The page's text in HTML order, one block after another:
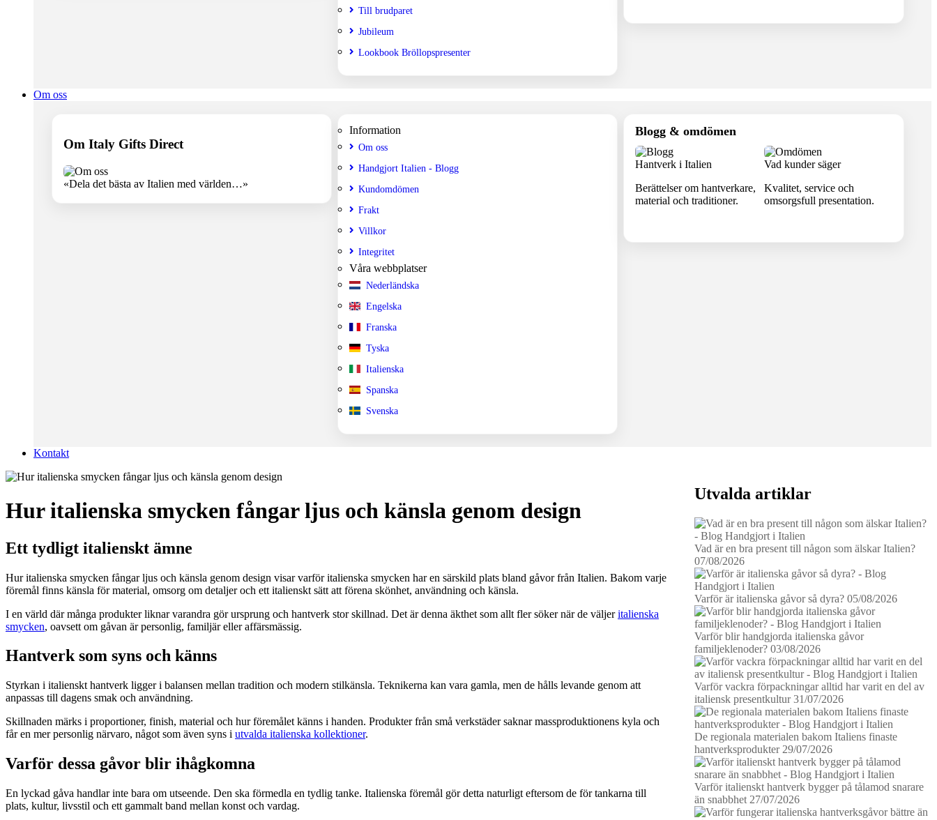
Till brudparet
Jubileum
Lookbook Bröllopspresenter
Om oss
Om Italy Gifts Direct
«Dela det bästa av Italien med världen…»
Information
Om oss
Handgjort Italien - Blogg
Kundomdömen
Frakt
Villkor
Integritet
Våra webbplatser
Nederländska
Engelska
Franska
Tyska
Italienska
Spanska
Svenska
Blogg & omdömen
Hantverk i Italien
Berättelser om hantverkare,
material och traditioner.
Vad kunder säger
Kvalitet, service och
omsorgsfull presentation.
Kontakt
Hur italienska smycken fångar ljus och känsla genom design
Ett tydligt italienskt ämne
Hur italienska smycken fångar ljus och känsla genom design visar varför italienska smycken har en särskild plats bland gåvor från Italien. Bakom varje
föremål finns känsla för material, omsorg om detaljer och ett italienskt sätt att förena skönhet, användning och känsla.
I en värld där många produkter liknar varandra gör ursprung och hantverk stor skillnad. Det är denna äkthet som allt fler söker när de väljeritalienska
smycken, oavsett om gåvan är personlig, familjär eller affärsmässig.
Hantverk som syns och känns
Styrkan i italienskt hantverk ligger i balansen mellan tradition och modern stilkänsla. Teknikerna kan vara gamla, men de hålls levande genom att
anpassas till dagens smak och användning.
Skillnaden märks i proportioner, finish, material och hur föremålet känns i handen. Produkter från små verkstäder saknar massproduktionens kyla och
får en mer personlig närvaro, något som även syns i utvalda italienska kollektioner.
Varför dessa gåvor blir ihågkomna
En lyckad gåva handlar inte bara om utseende. Den ska förmedla en tydlig tanke. Italienska föremål gör detta naturligt eftersom de för tankarna till
plats, kultur, livsstil och ett gammalt band mellan konst och vardag.
Utvalda artiklar
Vad är en bra present till någon som älskar Italien?
07/08/2026
Varför är italienska gåvor så dyra? 05/08/2026
Varför blir handgjorda italienska gåvor
familjeklenoder? 03/08/2026
Varför vackra förpackningar alltid har varit en del av
italiensk presentkultur 31/07/2026
De regionala materialen bakom Italiens finaste
hantverksprodukter 29/07/2026
Varför italienskt hantverk bygger på tålamod snarare
än snabbhet 27/07/2026